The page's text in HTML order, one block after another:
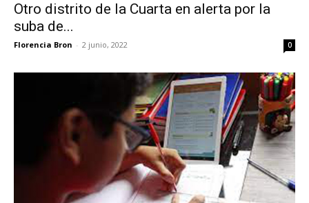
Otro distrito de la Cuarta en alerta por la
suba de...
Florencia Bron - 2 junio, 2022 0